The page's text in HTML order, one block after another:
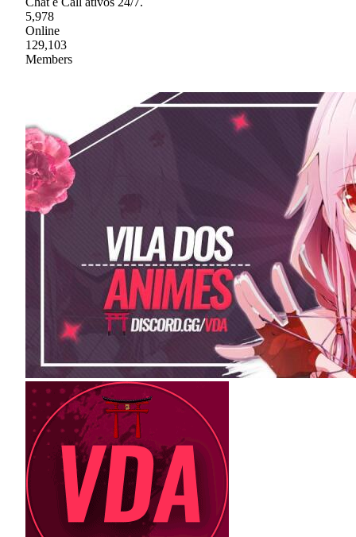
5,978
Online
129,103
Members